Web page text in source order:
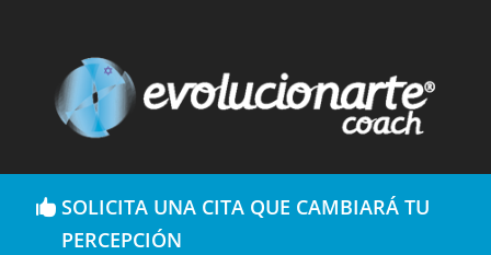
SOLICITA UNA CITA QUE CAMBIARÁ TU
PERCEPCIÓN